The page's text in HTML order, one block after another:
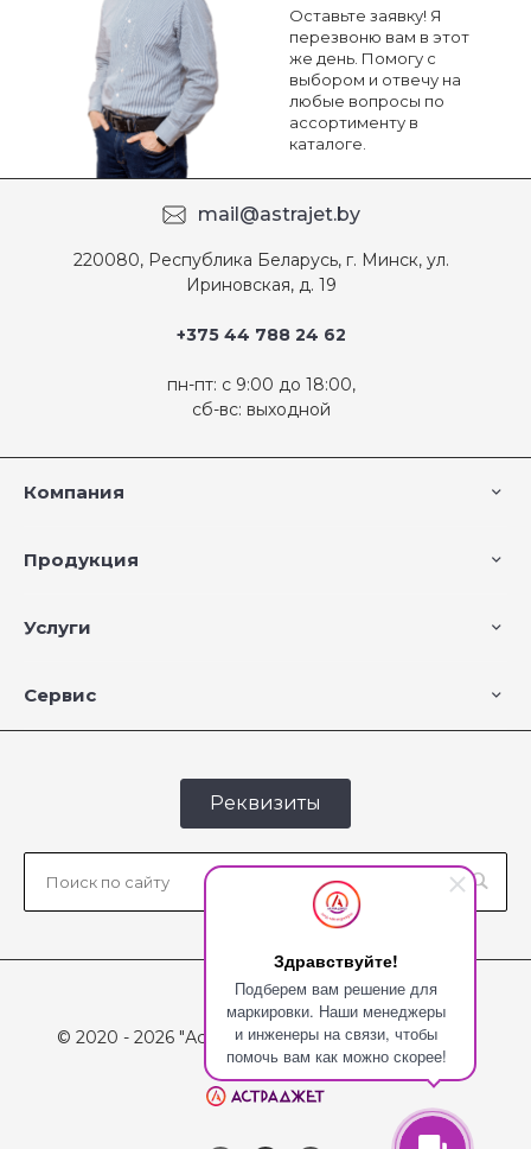
Здравствуйте!
Подберем вам решение для
маркировки. Наши менеджеры
и инженеры на связи, чтобы
помочь вам как можно скорее!
Оставьте заявку! Я
перезвоню вам в этот
же день. Помогу с
выбором и отвечу на
любые вопросы по
ассортименту в
каталоге.
mail@astrajet.by
220080, Республика Беларусь, г. Минск, ул.
Ириновская, д. 19
+375 44 788 24 62
пн-пт: с 9:00 до 18:00,
сб-вс: выходной
Компания
Продукция
Услуги
Сервис
Реквизиты
© 2020 - 2026 "Астраджет", Все права защищены